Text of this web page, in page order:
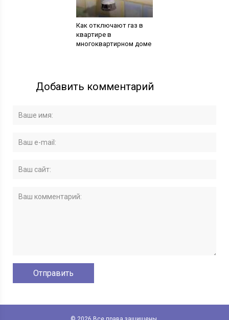
Как отключают газ в
квартире в
многоквартирном доме
Добавить комментарий